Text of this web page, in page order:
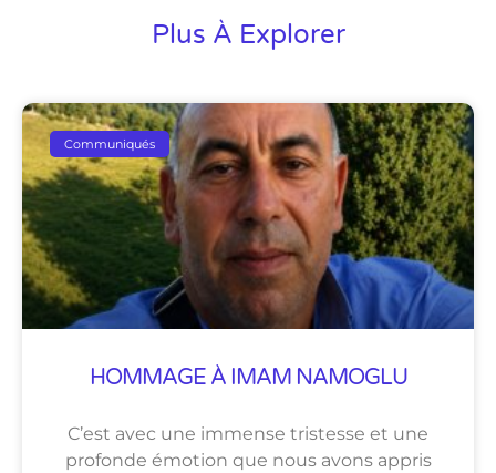
Plus À Explorer
Communiqués
HOMMAGE À IMAM NAMOGLU
C’est avec une immense tristesse et une
profonde émotion que nous avons appris